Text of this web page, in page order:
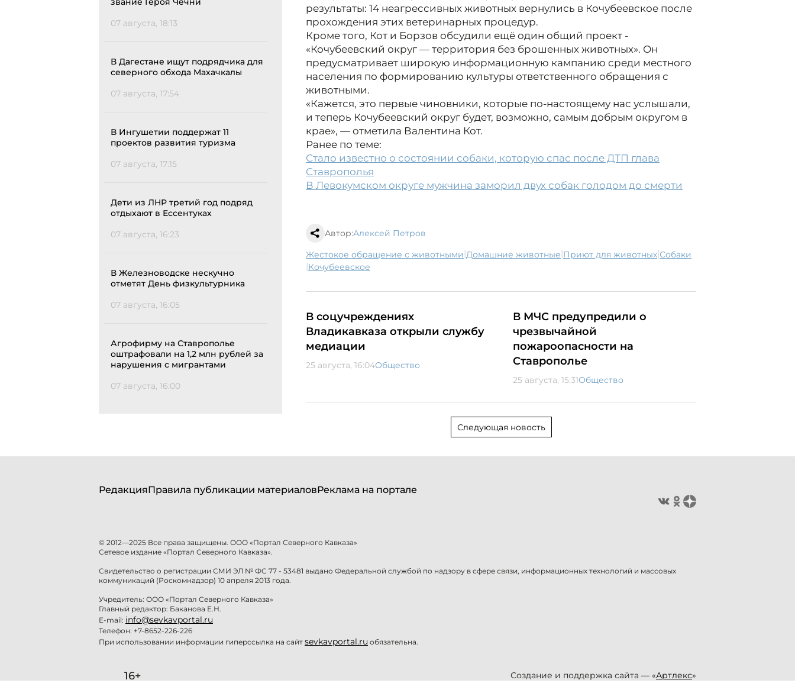
07 августа, 18:13
В Дагестане ищут подрядчика для
северного обхода Махачкалы
07 августа, 17:54
В Ингушетии поддержат 11
проектов развития туризма
07 августа, 17:15
Дети из ЛНР третий год подряд
отдыхают в Ессентуках
07 августа, 16:23
В Железноводске нескучно
отметят День физкультурника
07 августа, 16:05
Агрофирму на Ставрополье
оштрафовали на 1,2 млн рублей за
нарушения с мигрантами
07 августа, 16:00
результаты: 14 неагрессивных животных вернулись в Кочубеевское после
прохождения этих ветеринарных процедур.
Кроме того, Кот и Борзов обсудили ещё один общий проект -
«Кочубеевский округ — территория без брошенных животных». Он
предусматривает широкую информационную кампанию среди местного
населения по формированию культуры ответственного обращения с
животными.
«Кажется, это первые чиновники, которые по-настоящему нас услышали,
и теперь Кочубеевский округ будет, возможно, самым добрым округом в
крае», — отметила Валентина Кот.
Ранее по теме:
Стало известно о состоянии собаки, которую спас после ДТП глава
Ставрополья
В Левокумском округе мужчина заморил двух собак голодом до смерти
Автор:Алексей Петров
жестокое обращение с животными| домашние животные| приют для животных| собаки
| Кочубеевское
В соцучреждениях
Владикавказа открыли службу
медиации
25 августа, 16:04Общество
В МЧС предупредили о
чрезвычайной
пожароопасности на
Ставрополье
25 августа, 15:31Общество
Следующая новость
РедакцияПравила публикации материаловРеклама на портале
© 2012—2025 Все права защищены. ООО «Портал Северного Кавказа»
Сетевое издание «Портал Северного Кавказа».
Свидетельство о регистрации СМИ ЭЛ № ФС 77 - 53481 выдано Федеральной службой по надзору в сфере связи, информационных технологий и массовых
коммуникаций (Роскомнадзор) 10 апреля 2013 года.
Учредитель: ООО «Портал Северного Кавказа»
Главный редактор: Баканова Е.Н.
E-mail: info@sevkavportal.ru
Телефон: +7-8652-226-226
При использовании информации гиперссылка на сайт sevkavportal.ru обязательна.
16+ Создание и поддержка сайта — «Артлекс»